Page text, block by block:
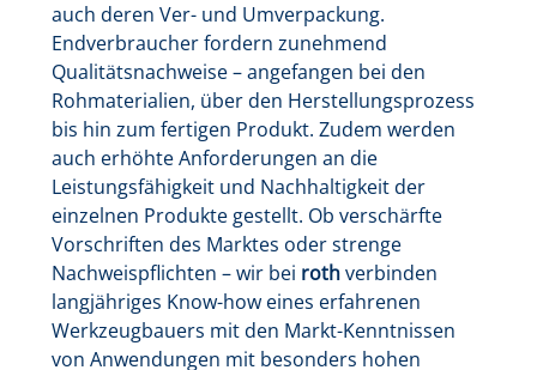
auch deren Ver- und Umverpackung.
Endverbraucher fordern zunehmend
Qualitätsnachweise – angefangen bei den
Rohmaterialien, über den Herstellungsprozess
bis hin zum fertigen Produkt. Zudem werden
auch erhöhte Anforderungen an die
Leistungsfähigkeit und Nachhaltigkeit der
einzelnen Produkte gestellt. Ob verschärfte
Vorschriften des Marktes oder strenge
Nachweispflichten – wir bei rothverbinden
langjähriges Know-how eines erfahrenen
Werkzeugbauers mit den Markt-Kenntnissen
von Anwendungen mit besonders hohen